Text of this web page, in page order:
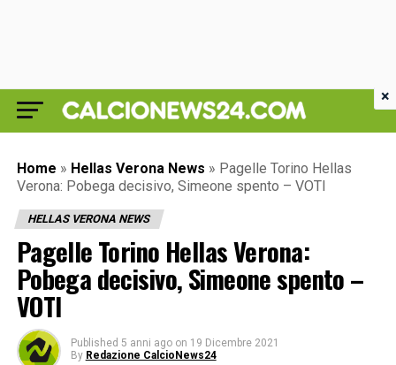
Home » Hellas Verona News » Pagelle Torino Hellas
Verona: Pobega decisivo, Simeone spento – VOTI
HELLAS VERONA NEWS
Pagelle Torino Hellas Verona:
Pobega decisivo, Simeone spento –
VOTI
Published 5 anni ago on 19 Dicembre 2021
By Redazione CalcioNews24
×